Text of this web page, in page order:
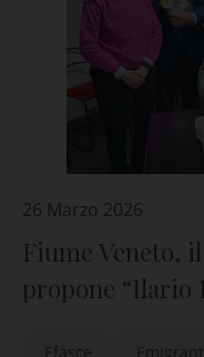
26 Marzo 2026
Fiume Veneto,
propone “Ilario
Efasce Emigranti